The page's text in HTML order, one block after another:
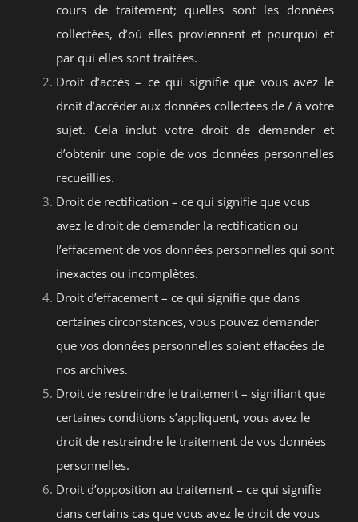
cours de traitement; quelles sont les données
collectées, d’où elles proviennent et pourquoi et
par qui elles sont traitées.
Droit d’accès – ce qui signifie que vous avez le
droit d’accéder aux données collectées de / à votre
sujet. Cela inclut votre droit de demander et
d’obtenir une copie de vos données personnelles
recueillies.
Droit de rectification – ce qui signifie que vous
avez le droit de demander la rectification ou
l’effacement de vos données personnelles qui sont
inexactes ou incomplètes.
Droit d’effacement – ce qui signifie que dans
certaines circonstances, vous pouvez demander
que vos données personnelles soient effacées de
nos archives.
Droit de restreindre le traitement – signifiant que
certaines conditions s’appliquent, vous avez le
droit de restreindre le traitement de vos données
personnelles.
Droit d’opposition au traitement – ce qui signifie
dans certains cas que vous avez le droit de vous